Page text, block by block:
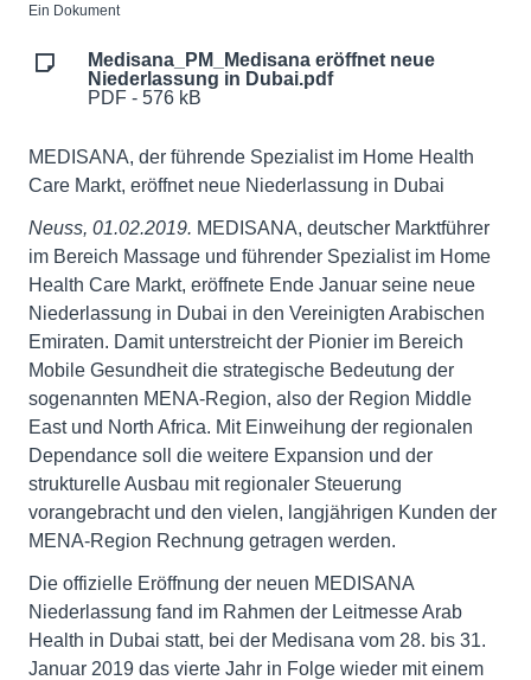
Ein Dokument
Medisana_PM_Medisana eröffnet neue
Niederlassung in Dubai.pdf
PDF - 576 kB
MEDISANA, der führende Spezialist im Home Health
Care Markt, eröffnet neue Niederlassung in Dubai
Neuss, 01.02.2019. MEDISANA, deutscher Marktführer
im Bereich Massage und führender Spezialist im Home
Health Care Markt, eröffnete Ende Januar seine neue
Niederlassung in Dubai in den Vereinigten Arabischen
Emiraten. Damit unterstreicht der Pionier im Bereich
Mobile Gesundheit die strategische Bedeutung der
sogenannten MENA-Region, also der Region Middle
East und North Africa. Mit Einweihung der regionalen
Dependance soll die weitere Expansion und der
strukturelle Ausbau mit regionaler Steuerung
vorangebracht und den vielen, langjährigen Kunden der
MENA-Region Rechnung getragen werden.
Die offizielle Eröffnung der neuen MEDISANA
Niederlassung fand im Rahmen der Leitmesse Arab
Health in Dubai statt, bei der Medisana vom 28. bis 31.
Januar 2019 das vierte Jahr in Folge wieder mit einem